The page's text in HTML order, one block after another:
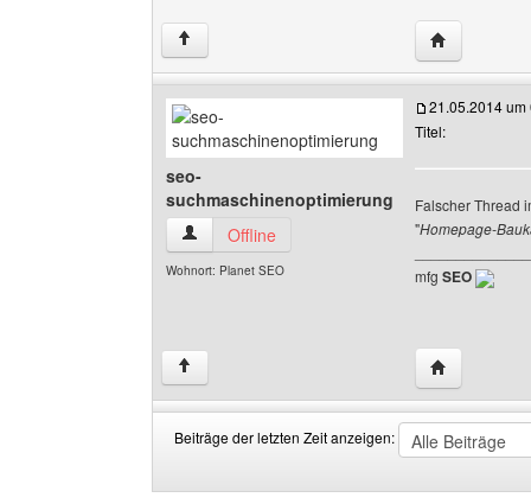
↑ Website
seo-
suchmaschinenoptimierung
seo-suchmaschinenoptimierung Benutzer-
Offline
Wohnort: Planet SEO
21.05.2014 um
Titel:
Falscher Thread
"Homepage-
mfg SEO
↑ Website
Beiträge der letzten Zeit anzeigen:
der
by